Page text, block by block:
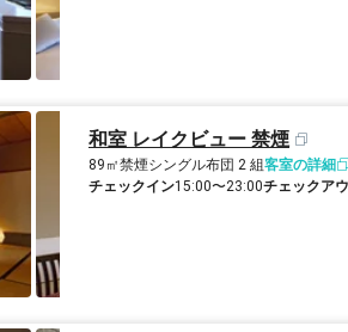
和室 レイクビュー 禁煙
89㎡禁煙シングル布団 2 組客室の詳細
チェックイン15:00〜23:00チェックア